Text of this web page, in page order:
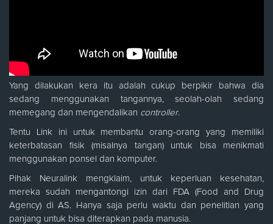
Yang dilakukan kera itu adalah cukup berpikir bahwa dia
sedang menggunakan tangannya, seolah-olah sedang
memegang dan mengendalikan controller.
Tentu Link ini untuk membantu orang-orang yang memiliki
keterbatasan fisik (misalnya tangan) untuk bisa menikmati
menggunakan ponsel dan komputer.
Pihak Neuralink mengklaim, untuk keperluan kesehatan,
mereka sudah mengantongi izin dari FDA (Food and Drug
Agency) di AS. Hanya saja perlu waktu dan penelitian yang
panjang untuk bisa diterapkan pada manusia.